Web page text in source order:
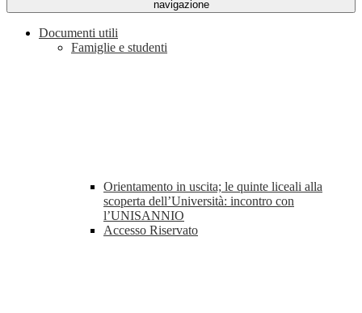
navigazione
Documenti utili
Famiglie e studenti
Orientamento in uscita; le quinte liceali alla
scoperta dell’Università: incontro con
l’UNISANNIO
Accesso Riservato